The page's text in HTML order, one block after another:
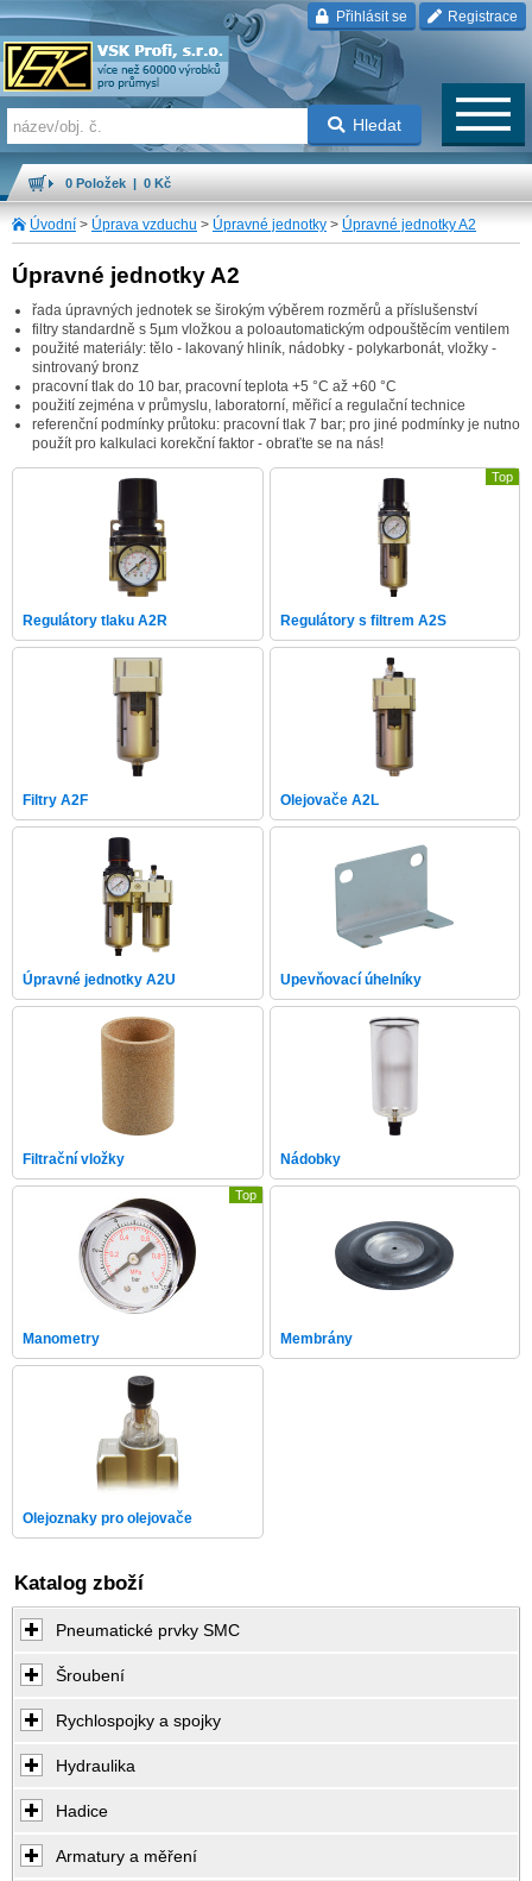
Přihlásit se Registrace
Hledat
0 Položek | 0 Kč
Úvodní > Úprava vzduchu > Úpravné jednotky > Úpravné jednotky A2
Úpravné jednotky A2
řada úpravných jednotek se širokým výběrem rozměrů a příslušenství
filtry standardně s 5µm vložkou a poloautomatickým odpouštěcím ventilem
použité materiály: tělo - lakovaný hliník, nádobky - polykarbonát, vložky -
sintrovaný bronz
pracovní tlak do 10 bar, pracovní teplota +5 °C až +60 °C
použití zejména v průmyslu, laboratorní, měřicí a regulační technice
referenční podmínky průtoku: pracovní tlak 7 bar; pro jiné podmínky je nutno
použít pro kalkulaci korekční faktor - obraťte se na nás!
Regulátory tlaku A2R
Top
Regulátory s filtrem A2S
Filtry A2F Olejovače A2L
Úpravné jednotky A2U Upevňovací úhelníky
Filtrační vložky Nádobky
Top
Manometry Membrány
Olejoznaky pro olejovače
Katalog zboží
Pneumatické prvky SMC
Šroubení
Rychlospojky a spojky
Hydraulika
Hadice
Armatury a měření